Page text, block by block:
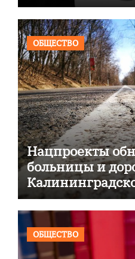
ОБЩЕСТВО
Нацпроекты
больницы и
ОБЩЕСТВО